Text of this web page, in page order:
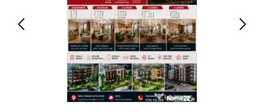
Servicii
Animale de companie
Afaceri și echipamente profesionale
Inchiriere Bunuri si Vehicule
Utilaje agricole si industriale
Piese auto si accesorii
Dacia Duster